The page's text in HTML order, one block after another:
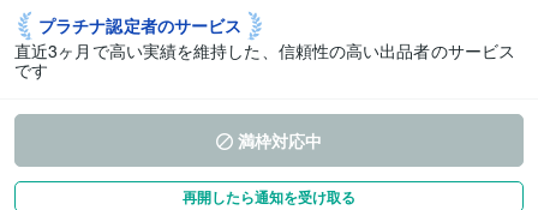
プラチナ認定者のサービス
直近3ヶ月で高い実績を維持した、信頼性の高い出品者のサービス
です
満枠対応中
再開したら通知を受け取る